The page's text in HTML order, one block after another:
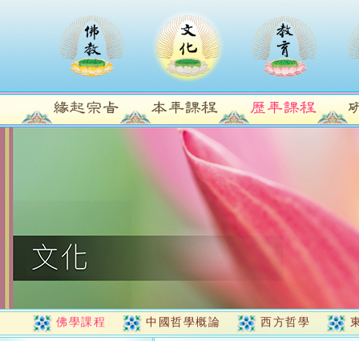
佛學課程 中國哲學概論 西方哲學